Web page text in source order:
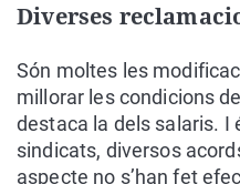
Diverses
Són moltes les
millorar les condicions
destaca la dels salaris. I
sindicats, diversos
aspecte no s’han fet